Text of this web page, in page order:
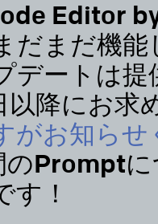
Editor
だまだ機
デートは
以降にお求
がお知らせ
のPrompt
す！